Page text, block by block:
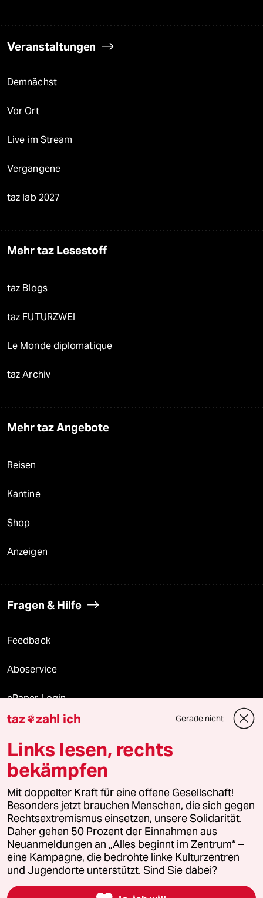
Veranstaltungen
Demnächst
Vor Ort
Live im Stream
Vergangene
taz lab 2027
Mehr taz Lesestoff
taz Blogs
taz FUTURZWEI
Le Monde diplomatique
taz Archiv
Mehr taz Angebote
Reisen
Kantine
Shop
Anzeigen
Fragen & Hilfe
Feedback
Aboservice
ePaper Login
Downloads für Abonnierende
© 2026 taz Verlags und Vertriebs GmbH
Alle Rechte vorbehalten. Bei rechtlichen Fragen oder für Genehmigungen
wenden Sie sich bitte an
lizenzen@taz.de
Feedback Redaktionsstatut Kommune-Richtlinien
Leitlinie Informant Datenschutz Impressum AGB
Seitenwende Einwilligungen widerrufen (Ads)
taz zahl ich Gerade nicht
Links lesen, rechts
bekämpfen
Mit doppelter Kraft für eine offene Gesellschaft!
Besonders jetzt brauchen Menschen, die sich gegen
Rechtsextremismus einsetzen, unsere Solidarität.
Daher gehen 50 Prozent der Einnahmen aus
Neuanmeldungen an „Alles beginnt im Zentrum“ –
eine Kampagne, die bedrohte linke Kulturzentren
und Jugendorte unterstützt. Sind Sie dabei?